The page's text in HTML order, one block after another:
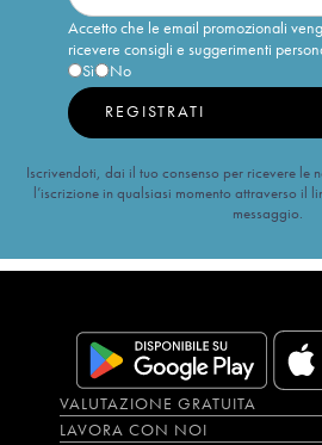
Accetto che le email promozionali
ricevere consigli e suggerimenti
Sì
No
REGISTRATI
Iscrivendoti, dai il tuo consenso per ricevere le
l’iscrizione in qualsiasi momento attraverso il
messaggio.
VALUTAZIONE GRATUITA
LAVORA CON NOI